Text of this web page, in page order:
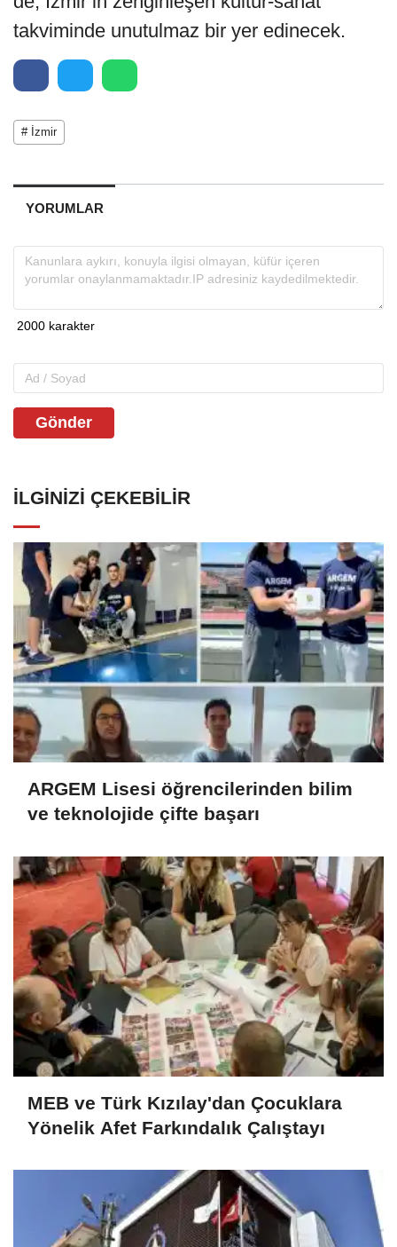
takviminde unutulmaz bir yer edinecek.
# İzmir
YORUMLAR
Gönder
İLGINIZI ÇEKEBILIR
ARGEM Lisesi öğrencilerinden bilim
ve teknolojide çifte başarı
MEB ve Türk Kızılay'dan Çocuklara
Yönelik Afet Farkındalık Çalıştayı